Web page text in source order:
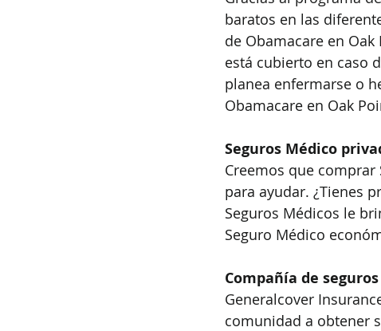
baratos en las
de Obamacare en
está cubierto en caso
planea enfermarse o
Obamacare en Oak
Seguros Médico
Creemos que
para ayudar. ¿Tienes
Seguros Médicos le
Seguro Médico
Compañía de
Generalcover
comunidad a obtener